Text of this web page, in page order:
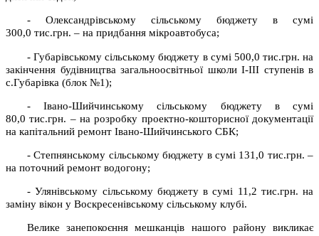
- Олександрівському сільському бюджету в сумі
300,0 тис.грн. – на придбання мікроавтобуса;
- Губарівському сільському бюджету в сумі 500,0 тис.грн. на
закінчення будівництва загальноосвітньої школи І-ІІІ ступенів в
с.Губарівка (блок №1);
- Івано-Шийчинському сільському бюджету в сумі
80,0 тис.грн. – на розробку проектно-кошторисної документації
на капітальний ремонт Івано-Шийчинського СБК;
- Степнянському сільському бюджету в сумі 131,0 тис.грн. –
на поточний ремонт водогону;
- Улянівському сільському бюджету в сумі 11,2 тис.грн. на
заміну вікон у Воскресенівському сільському клубі.
Велике занепокоєння мешканців нашого району викликає